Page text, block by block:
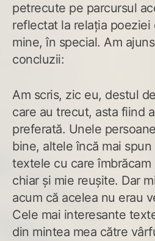
petrecute pe parcursul
reflectat la relația poeziei
mine, în special. Am
concluzii:
Am scris, zic eu, destul
care au trecut, asta fiind
preferată. Unele
bine, altele încă mai
textele cu care îmbrăcam
chiar și mie reușite. Dar
acum că acelea nu erau
Cele mai interesante
din mintea mea către